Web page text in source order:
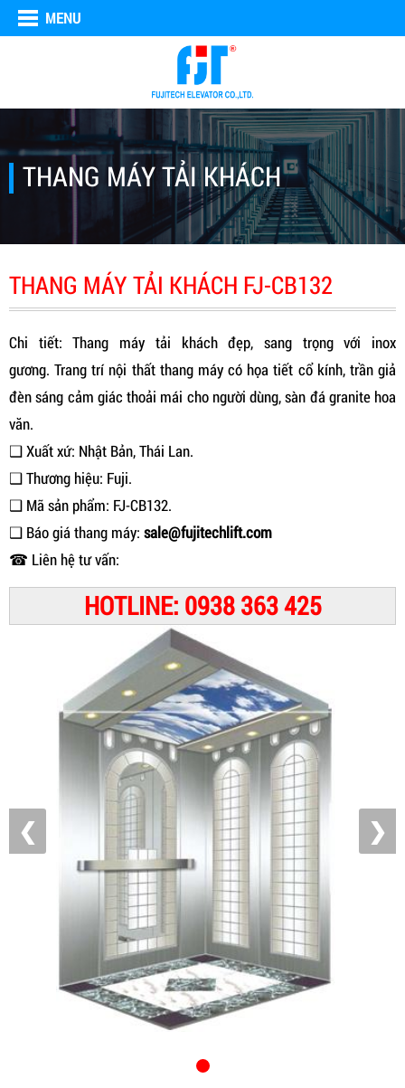
MENU
THANG MÁY TẢI KHÁCH
THANG MÁY TẢI KHÁCH FJ-CB132
Chi tiết: Thang máy tải khách đẹp, sang trọng với inox
gương. Trang trí nội thất thang máy có họa tiết cổ kính, trần giả
đèn sáng cảm giác thoải mái cho người dùng, sàn đá granite hoa
văn.
❑ Xuất xứ: Nhật Bản, Thái Lan.
❑ Thương hiệu: Fuji.
❑ Mã sản phẩm: FJ-CB132.
❑ Báo giá thang máy: sale@fujitechlift.com
☎ Liên hệ tư vấn:
HOTLINE: 0938 363 425
❮ ❯